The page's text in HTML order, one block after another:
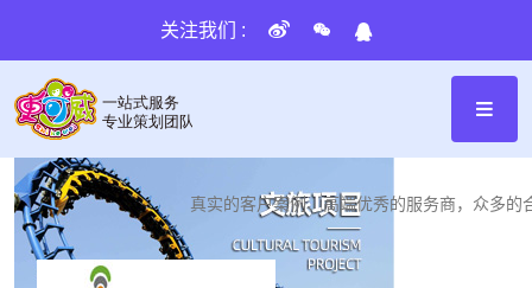
关注我们 :
品牌客户
BRAND CUSTOMERS
真实的客户案例、高端优秀的服务商，众多的